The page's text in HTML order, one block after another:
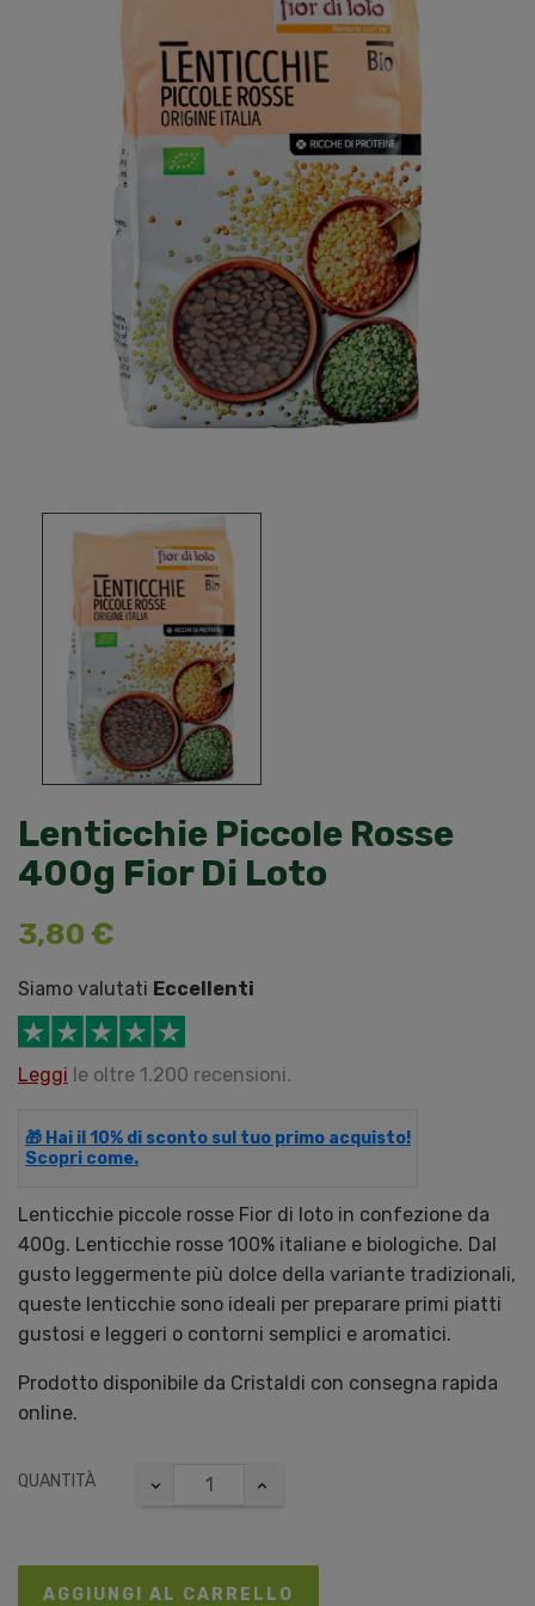
Lenticchie Piccole Rosse
400g Fior Di Loto
3,80 €
Siamo valutati Eccellenti
Leggi le oltre 1.200 recensioni.
🎁 Hai il 10% di sconto sul tuo primo acquisto!
Scopri come.
Lenticchie piccole rosse Fior di loto in confezione da
400g. Lenticchie rosse 100% italiane e biologiche. Dal
gusto leggermente più dolce della variante tradizionali,
queste lenticchie sono ideali per preparare primi piatti
gustosi e leggeri o contorni semplici e aromatici.
Prodotto disponibile da Cristaldi con consegna rapida
online.
QUANTITÀ
AGGIUNGI AL CARRELLO